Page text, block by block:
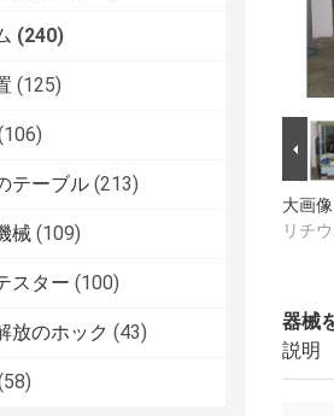
(240)
(125)
テーブル (213)
械 (109)
スター (100)
放のホック (43)
大画像
リチ
器械
説明